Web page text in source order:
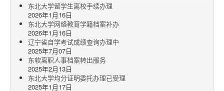
东北大学留学生离校手续办理
2026年1月16日
东北大学网络教育学籍档案补办
2026年1月16日
辽宁省自学考试成绩查询办理中
2025年7月07日
东软离职人事档案转出服务
2025年2月13日
东北大学均分证明委托办理已受理
2025年1月17日